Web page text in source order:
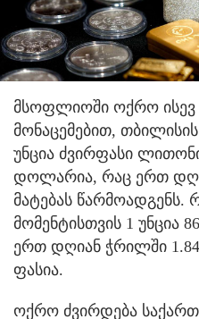
მსოფლიოში ოქრო ისევ
მონაცემებით,
უნცია ძვირფასი
დოლარია, რაც ერთ
მატებას წარმოადგენს.
მომენტისთვის 1
ერთ დღიან ჭრილში
ფასია.
ოქრო ძვირდება